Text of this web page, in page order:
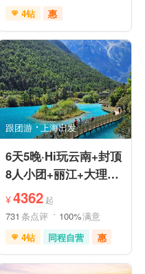
4钻
惠
免费接送机
中文服务
管家服务
品质游
情侣游
乡村趣游
古镇古村
动植物园
祈福之旅
森林公园
深度人文
世界遗产
摄影之旅
研学体验
休闲度假
特色民宿
跟团游 上海出发
6天5晚·Hi玩云南+封顶
8人小团+丽江+大理
+香格里拉+虎跳峡+洱
¥4362 起
731 条点评 100%满意
4钻
同程自营
惠
赠送旅拍
充足自由时间
免费接送机
家庭游